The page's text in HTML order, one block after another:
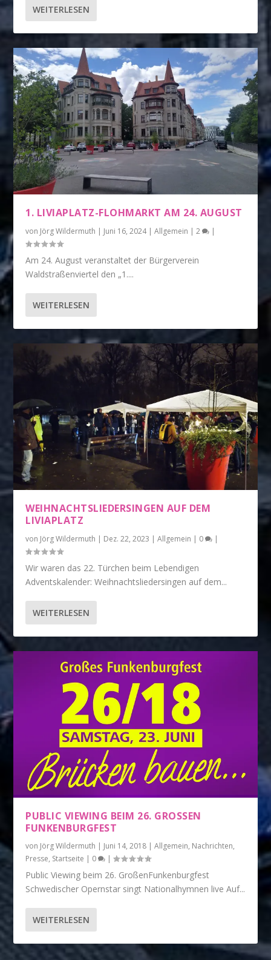
WEITERLESEN
1. LIVIAPLATZ-FLOHMARKT AM 24. AUGUST
von Jörg Wildermuth | Juni 16, 2024|Allgemein |2 |
Am 24. August veranstaltet der Bürgerverein
Waldstraßenviertel den „1....
WEITERLESEN
WEIHNACHTSLIEDERSINGEN AUF DEM
LIVIAPLATZ
von Jörg Wildermuth | Dez. 22, 2023 |Allgemein | 0 |
Wir waren das 22. Türchen beim Lebendigen
Adventskalender: Weihnachtsliedersingen auf dem...
WEITERLESEN
PUBLIC VIEWING BEIM 26. GROSSEN F
UNKENBURGFEST
von Jörg Wildermuth | Juni 14, 2018 |Allgemein, Nachrichten,
Presse, Startseite | 0 |
Public Viewing beim 26. GroßenFunkenburgfest
Schwedischer Opernstar singt Nationalhymnen live Auf...
WEITERLESEN